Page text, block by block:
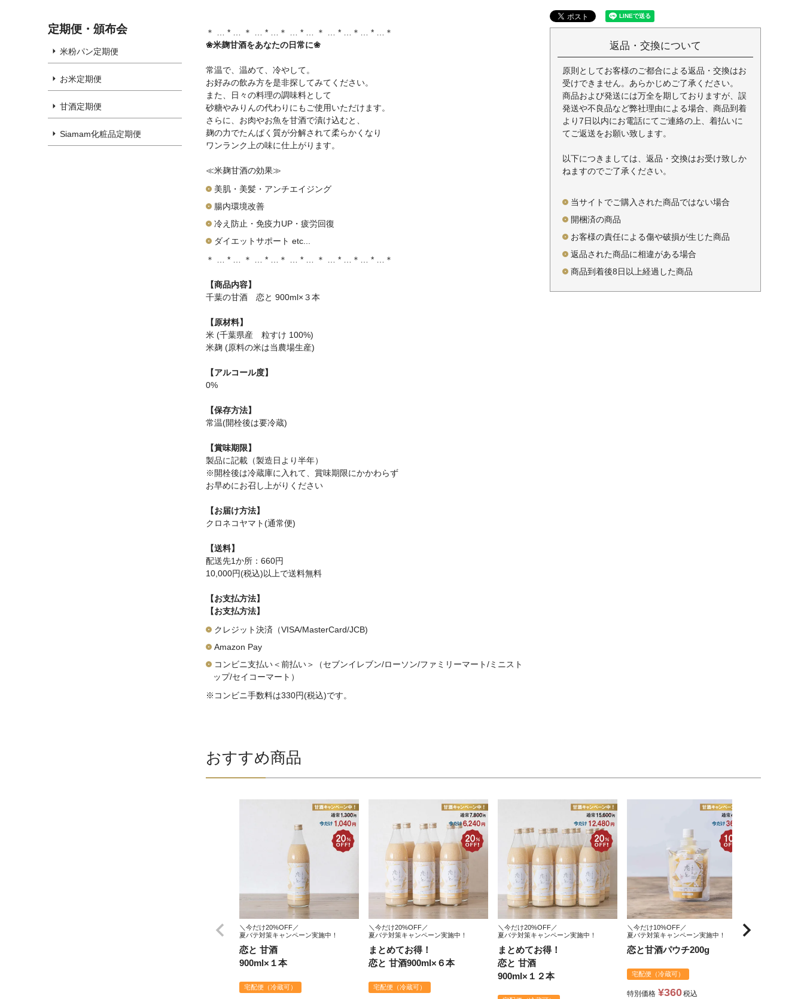
定期便・頒布会
米粉パン定期便
お米定期便
甘酒定期便
Siamam化粧品定期便
＊ … * … ＊ … * …＊ … * … ＊ … * …＊… * …＊
❀米麹甘酒をあなたの日常に❀
常温で、温めて、冷やして。
お好みの飲み方を是非探してみてください。
また、日々の料理の調味料として
砂糖やみりんの代わりにもご使用いただけます。
さらに、お肉やお魚を甘酒で漬け込むと、
麹の力でたんぱく質が分解されて柔らかくなり
ワンランク上の味に仕上がります。
≪米麹甘酒の効果≫
美肌・美髪・アンチエイジング
腸内環境改善
冷え防止・免疫力UP・疲労回復
ダイエットサポート etc...
＊ … * … ＊ … * …＊ … * … ＊ … * …＊… * …＊
【商品内容】
千葉の甘酒 恋と 900ml×３本
【原材料】
米 (千葉県産 粒すけ 100%)
米麹 (原料の米は当農場生産)
【アルコール度】
0%
【保存方法】
常温(開栓後は要冷蔵)
【賞味期限】
製品に記載（製造日より半年）
※開栓後は冷蔵庫に入れて、賞味期限にかかわらず
お早めにお召し上がりください
【お届け方法】
クロネコヤマト(通常便)
【送料】
配送先1か所：660円
10,000円(税込)以上で送料無料
【お支払方法】
【お支払方法】
クレジット決済（VISA/MasterCard/JCB)
Amazon Pay
コンビニ支払い＜前払い＞（セブンイレブン/ローソン/ファミリーマート/ミニスト
ップ/セイコーマート）
※コンビニ手数料は330円(税込)です。
返品・交換について
原則としてお客様のご都合による返品・交換はお
受けできません。あらかじめご了承ください。
商品および発送には万全を期しておりますが、誤
発送や不良品など弊社理由による場合、商品到着
より7日以内にお電話にてご連絡の上、着払いに
てご返送をお願い致します。
以下につきましては、返品・交換はお受け致しか
ねますのでご了承ください。
当サイトでご購入された商品ではない場合
開梱済の商品
お客様の責任による傷や破損が生じた商品
返品された商品に相違がある場合
商品到着後8日以上経過した商品
おすすめ商品
＼今だけ20%OFF／
夏バテ対策キャンペーン実施中！
恋と 甘酒
900ml×１本
宅配便（冷蔵可）
＼今だけ20%OFF／
夏バテ対策キャンペーン実施中！
まとめてお得！
恋と 甘酒900ml×６本
宅配便（冷蔵可）
＼今だけ20%OFF／
夏バテ対策キャンペーン実施中！
まとめてお得！
恋と 甘酒
900ml×１２本
＼今だけ10%OFF／
夏バテ対策キャンペーン実施中！
恋と甘酒パウチ200g
宅配便（冷蔵可）
特別価格 ¥360税込